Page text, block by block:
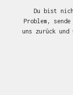
Du bist
Problem,
uns zurück